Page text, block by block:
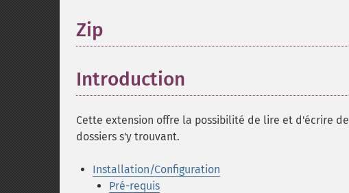
Zip
Introduction
Cette extension offre la possibilité de lire et d'écrire
dossiers s'y trouvant.
Installation/Configuration
Pré-requis